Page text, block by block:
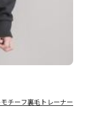
チーフ裏毛トレーナー